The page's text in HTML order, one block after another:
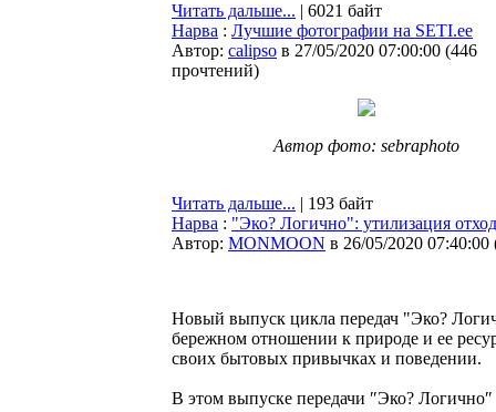
Читать дальше... | 6021 байт
Нарва : Лучшие фотографии на SETI.ee
Автор: calipso в 27/05/2020 07:00:00 (446
прочтений)
Автор фото: sebraphoto
Читать дальше... | 193 байт
Нарва : "Эко? Логично": утилизация
Автор: MONMOON в 26/05/2020 07:40:00
Новый выпуск цикла передач "Эко?
бережном отношении к природе и ее
своих бытовых привычках и поведении.
В этом выпуске передачи ″Эко?